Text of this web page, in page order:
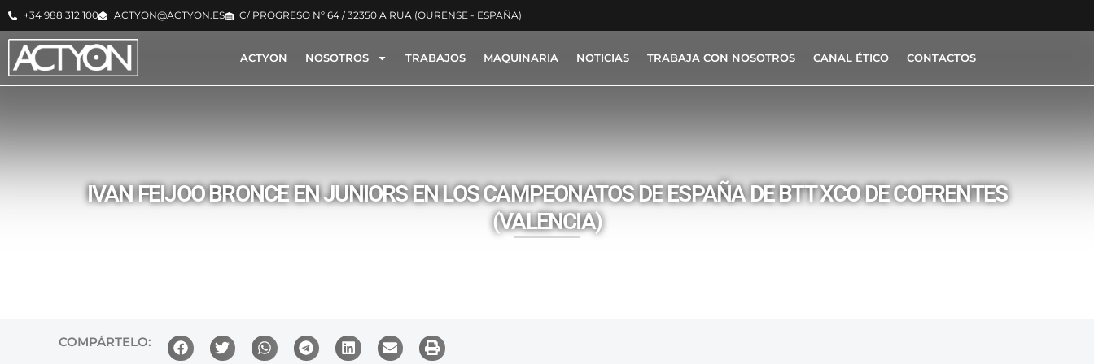
+34 988 312 100 ACTYON@ACTYON.ES C/ PROGRESO Nº 64 / 32350 A RUA (OURENSE - ESPAÑA)
ACTYON NOSOTROS TRABAJOS MAQUINARIA NOTICIAS TRABAJA CON NOSOTROS CANAL ÉTICO CONTACTOS
IVAN FEIJOO BRONCE EN JUNIORS EN LOS CAMPEONATOS DE ESPAÑA DE BTT XCO DE COFRENTES
(VALENCIA)
COMPÁRTELO: